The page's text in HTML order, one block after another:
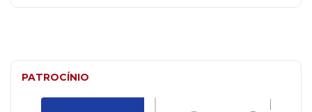
PATROCÍNIO